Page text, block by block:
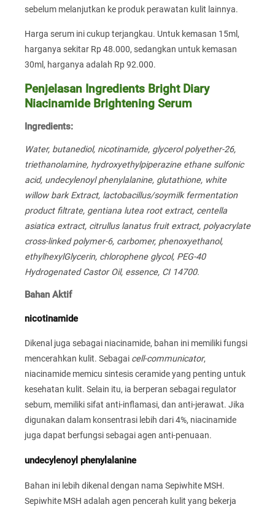
sebelum melanjutkan ke produk perawatan kulit lainnya.
Harga serum ini cukup terjangkau. Untuk kemasan 15ml,
harganya sekitar Rp 48.000, sedangkan untuk kemasan
30ml, harganya adalah Rp 92.000.
Penjelasan Ingredients Bright Diary
Niacinamide Brightening Serum
Ingredients:
Water, butanediol, nicotinamide, glycerol polyether-26,
triethanolamine, hydroxyethylpiperazine ethane sulfonic
acid, undecylenoyl phenylalanine, glutathione, white
willow bark Extract, lactobacillus/soymilk fermentation
product filtrate, gentiana lutea root extract, centella
asiatica extract, citrullus lanatus fruit extract, polyacrylate
cross-linked polymer-6, carbomer, phenoxyethanol,
ethylhexylGlycerin, chlorophene glycol, PEG-40
Hydrogenated Castor Oil, essence, CI 14700.
Bahan Aktif
nicotinamide
Dikenal juga sebagai niacinamide, bahan ini memiliki fungsi
mencerahkan kulit. Sebagai cell-communicator,
niacinamide memicu sintesis ceramide yang penting untuk
kesehatan kulit. Selain itu, ia berperan sebagai regulator
sebum, memiliki sifat anti-inflamasi, dan anti-jerawat. Jika
digunakan dalam konsentrasi lebih dari 4%, niacinamide
juga dapat berfungsi sebagai agen anti-penuaan.
undecylenoyl phenylalanine
Bahan ini lebih dikenal dengan nama Sepiwhite MSH.
Sepiwhite MSH adalah agen pencerah kulit yang bekerja